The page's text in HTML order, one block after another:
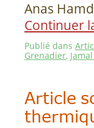
Anas
Continuer
Publié dans
Grenadier,
Article